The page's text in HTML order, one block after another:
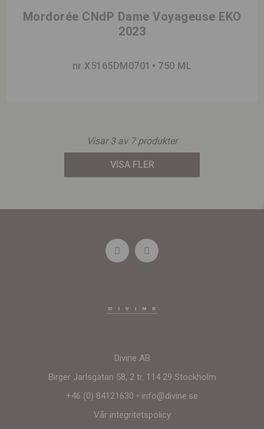
Mordorée CNdP Dame Voyageuse EKO
2023
nr X5165DM0701 750 ML
Visar3av 7produkter
VISA FLER
Divine AB
Birger Jarlsgatan 58, 2 tr. 114 29 Stockholm
+46 (0) 84121630 • info@divine.se
Vår integritetspolicy